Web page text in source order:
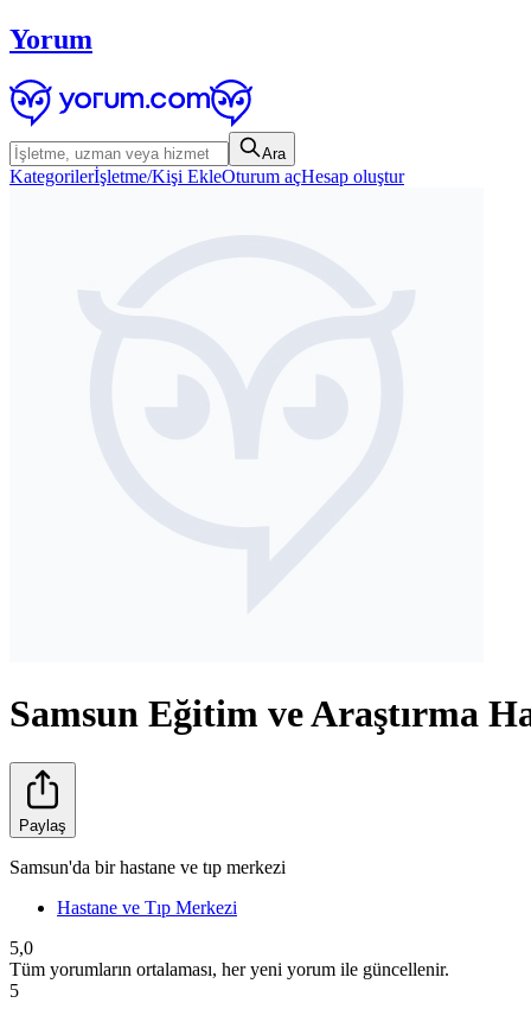
Yorum
Ara
Kategorilerİşletme/Kişi EkleOturum açHesap oluştur
Samsun Eğitim ve Araştırma
Paylaş
Samsun'da bir hastane ve tıp merkezi
Hastane ve Tıp Merkezi
5,0
Tüm yorumların ortalaması, her yeni yorum ile güncellenir.
5